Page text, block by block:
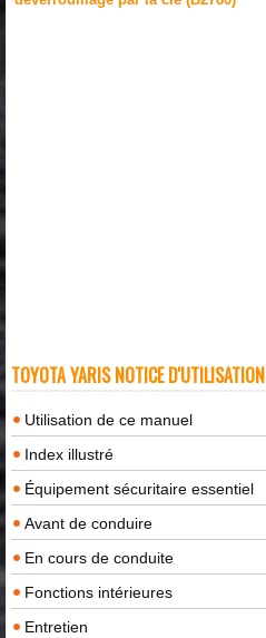
TOYOTA YARIS NOTICE D'UTILISATION
Utilisation de ce manuel
Index illustré
Équipement sécuritaire essentiel
Avant de conduire
En cours de conduite
Fonctions intérieures
Entretien